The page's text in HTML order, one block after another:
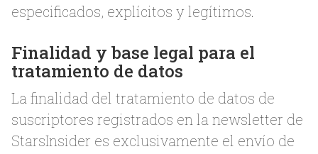
especificados, explícitos y legítimos.
Finalidad y base legal para el
tratamiento de datos
La finalidad del tratamiento de datos de
suscriptores registrados en la newsletter de
StarsInsider es exclusivamente el envío de